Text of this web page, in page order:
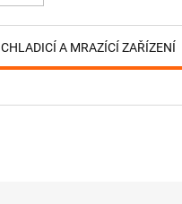
CHLADICÍ A MRAZÍCÍ ZAŘÍZENÍ